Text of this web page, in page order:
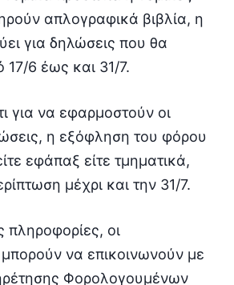
απλογραφικά βιβλία, η
για δηλώσεις που θα
6 έως και 31/7.
για να εφαρμοστούν οι
η εξόφληση του φόρου
εφάπαξ είτε τμηματικά,
μέχρι και την 31/7.
πληροφορίες, οι
να επικοινωνούν με
Φορολογουμένων